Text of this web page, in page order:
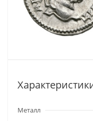
Металл